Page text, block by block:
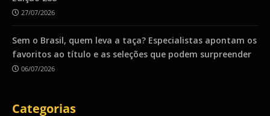
27/07/2026
Sem o Brasil, quem leva a taça? Especialistas apontam os
favoritos ao título e as seleções que podem surpreender
06/07/2026
Categorias